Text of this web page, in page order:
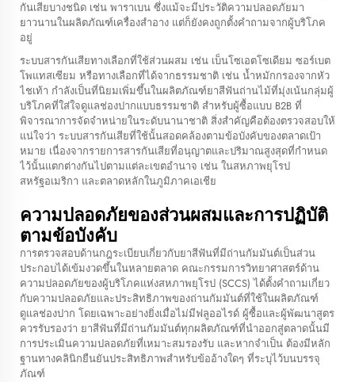
กันเสียบางชนิด เช่น พาราเบน ซึ่งแม้จะมีประวัติความปลอดภัยมา
ยาวนานในผลิตภัณฑ์เครื่องสำอาง แต่ก็ยังคงถูกตั้งคำถามจากผู้บริโภค
อยู่
ระบบสารกันเสียทางเลือกที่ใช้ส่วนผสม เช่น เบ็นโซเอตโซเดียม ซอร์เบต
โพแทสเซียม หรือทางเลือกที่ได้จากธรรมชาติ เช่น น้ำหมักกรองจากหัว
ไชเท้า กำลังเป็นที่นิยมเพิ่มขึ้นในผลิตภัณฑ์ยาสีฟันถ่านไม้ที่มุ่งเน้นกลุ่มผู้
บริโภคที่ใส่ใจดูแลช่องปากแบบธรรมชาติ สำหรับผู้ซื้อแบบ B2B ที่
พิจารณาการจัดจำหน่ายในระดับนานาชาติ สิ่งสำคัญคือต้องตรวจสอบให้
แน่ใจว่า ระบบสารกันเสียที่ใช้นั้นสอดคล้องตามข้อบังคับของตลาดเป้า
หมาย เนื่องจากรายการสารกันเสียที่อนุญาตและปริมาณสูงสุดที่กำหนด
ไว้นั้นแตกต่างกันไปตามแต่ละเขตอำนาจ เช่น ในสหภาพยุโรป
สหรัฐอเมริกา และตลาดหลักในภูมิภาคเอเชีย
ความปลอดภัยของส่วนผสมและการปฏิบัติ
ตามข้อบังคับ
การตรวจสอบด้านกฎระเบียบเกี่ยวกับยาสีฟันที่มีถ่านกัมมันต์เป็นส่วน
ประกอบได้เข้มงวดขึ้นในหลายตลาด คณะกรรมการวิทยาศาสตร์ด้าน
ความปลอดภัยของผู้บริโภคแห่งสหภาพยุโรป (SCCS) ได้ตั้งคำถามเกี่ยว
กับความปลอดภัยและประสิทธิภาพของถ่านกัมมันต์ที่ใช้ในผลิตภัณฑ์
ดูแลช่องปาก โดยเฉพาะอย่างยิ่งเมื่อไม่มีฟลูออไรด์ ผู้ซื้อและผู้พัฒนาสูตร
ควรรับรองว่า ยาสีฟันที่มีถ่านกัมมันต์ทุกผลิตภัณฑ์ที่นำออกสู่ตลาดนั้นมี
การประเมินความปลอดภัยที่เหมาะสมรองรับ และหากจำเป็น ต้องมีหลัก
ฐานทางคลินิกยืนยันประสิทธิภาพสำหรับข้ออ้างใดๆ ที่ระบุไว้บนบรรจุ
ภัณฑ์